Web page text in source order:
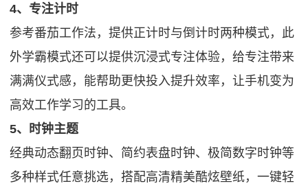
4、专注计时
参考番茄工作法，提供正计时与倒计时两种模式，此
外学霸模式还可以提供沉浸式专注体验，给专注带来
满满仪式感，能帮助更快投入提升效率，让手机变为
高效工作学习的工具。
5、时钟主题
经典动态翻页时钟、简约表盘时钟、极简数字时钟等
多种样式任意挑选，搭配高清精美酷炫壁纸，一键轻